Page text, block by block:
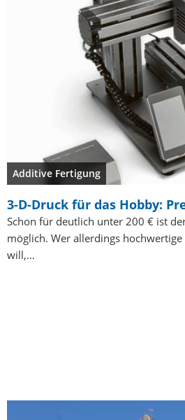
Additive Fertigung
3-D-Druck für das Hobby:
Schon für deutlich unter 200 € ist
möglich. Wer allerdings
will,…